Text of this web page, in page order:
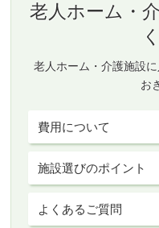
老人ホーム・
老人ホーム・介護施設
お
費用について
施設選びのポイント
よくあるご質問